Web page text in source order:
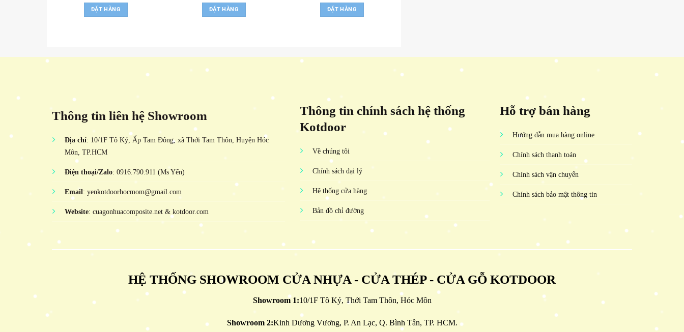
ĐẶT HÀNG ĐẶT HÀNG ĐẶT HÀNG
Thông tin liên hệ Showroom
Địa chỉ: 10/1F Tô Ký, Ấp Tam Đông, xã Thới Tam Thôn, Huyện Hóc
Môn, TP.HCM
Điện thoại/Zalo: 0916.790.911 (Ms Yến)
Email: yenkotdoorhocmom@gmail.com
Website: cuagonhuacomposite.net & kotdoor.com
Thông tin chính sách hệ thống
Kotdoor
Về chúng tôi
Chính sách đại lý
Hệ thống cửa hàng
Bản đồ chỉ đường
Hỗ trợ bán hàng
Hướng dẫn mua hàng online
Chính sách thanh toán
Chính sách vận chuyển
Chính sách bảo mật thông tin
HỆ THỐNG SHOWROOM CỬA NHỰA - CỬA THÉP - CỬA GỖ KOTDOOR
Showroom 1:10/1F Tô Ký, Thới Tam Thôn, Hóc Môn
Showroom 2:Kinh Dương Vương, P. An Lạc, Q. Bình Tân, TP. HCM.